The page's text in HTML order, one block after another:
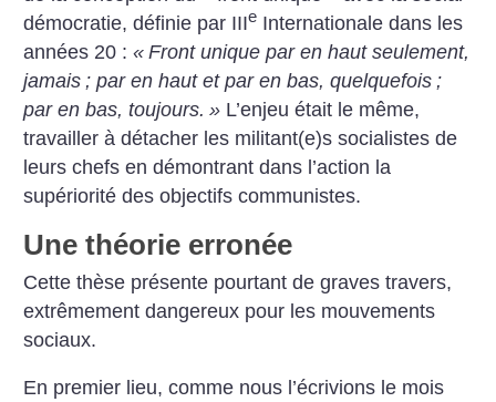
démocratie, définie par IIIe Internationale dans les
années 20 :« Front unique par en haut seulement,
jamais ; par en haut et par en bas, quelquefois ;
par en bas, toujours. » L’enjeu était le même,
travailler à détacher les militant(e)s socialistes de
leurs chefs en démontrant dans l’action la
supériorité des objectifs communistes.
Une théorie erronée
Cette thèse présente pourtant de graves travers,
extrêmement dangereux pour les mouvements
sociaux.
En premier lieu, comme nous l’écrivions le mois